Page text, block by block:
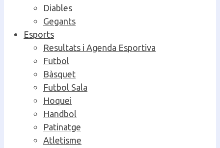
Diables
Gegants
Esports
Resultats i Agenda Esportiva
Futbol
Bàsquet
Futbol Sala
Hoquei
Handbol
Patinatge
Atletisme